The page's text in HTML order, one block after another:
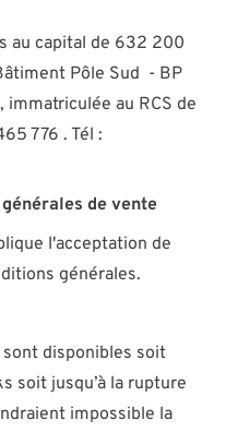
au capital de 632 200
Pôle Sud - BP
immatriculée au RCS de
776 . Tél :
de vente
l'acceptation de
générales.
disponibles soit
soit jusqu’à la rupture
impossible la